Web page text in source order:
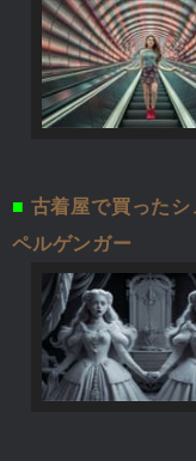
■ 古着屋で買った
ペルゲンガー